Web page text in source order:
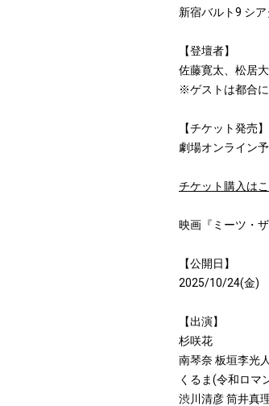
新宿バルト9 シア
【登壇者】
佐藤寛太、松居
※ゲストは都合に
【チケット発売】
劇場オンライン
チケット購入は
映画『ミーツ・ザ
【公開日】
2025/10/24(金)
【出演】
杉咲花
南琴奈 板垣李光人
くるま(令和ロマ
渋川清彦 筒井真